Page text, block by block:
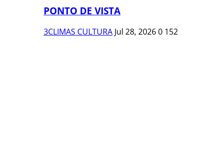
PONTO DE VISTA
3CLIMAS CULTURA Jul 28, 20260 152